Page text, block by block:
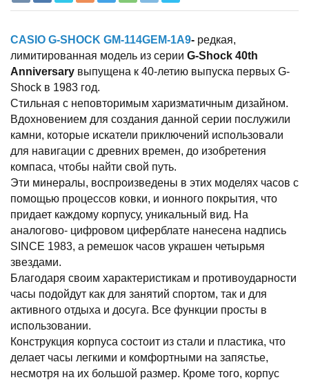
CASIO G-SHOCK GM-114GEM-1A9- редкая,
лимитированная модель из серии G-Shock 40th
Anniversary выпущена к 40-летию выпуска первых G-
Shock в 1983 год.
Стильная с неповторимым харизматичным дизайном.
Вдохновением для создания данной серии послужили
камни, которые искатели приключений использовали
для навигации с древних времен, до изобретения
компаса, чтобы найти свой путь.
Эти минералы, воспроизведены в этих моделях часов с
помощью процессов ковки, и ионного покрытия, что
придает каждому корпусу, уникальный вид. На
аналогово- цифровом циферблате нанесена надпись
SINCE 1983, а ремешок часов украшен четырьмя
звездами.
Благодаря своим характеристикам и противоударности
часы подойдут как для занятий спортом, так и для
активного отдыха и досуга. Все функции просты в
использовании.
Конструкция корпуса состоит из стали и пластика, что
делает часы легкими и комфортными на запястье,
несмотря на их большой размер. Кроме того, корпус